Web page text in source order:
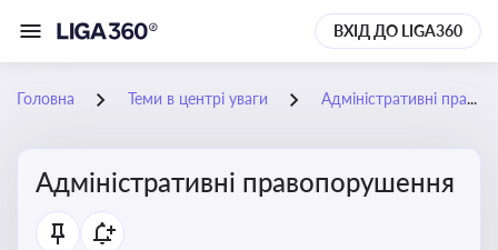
ВХІД ДО LIGA360
Головна Теми в центрі уваги Адміністративні правопорушення
Адміністративні правопорушення